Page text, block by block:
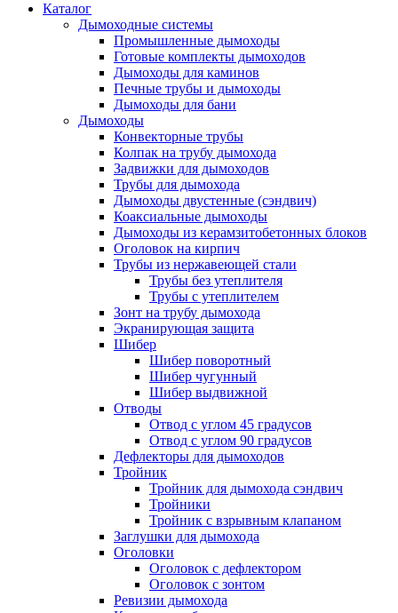
Каталог
Дымоходные системы
Промышленные дымоходы
Готовые комплекты дымоходов
Дымоходы для каминов
Печные трубы и дымоходы
Дымоходы для бани
Дымоходы
Конвекторные трубы
Колпак на трубу дымохода
Задвижки для дымоходов
Трубы для дымохода
Дымоходы двустенные (сэндвич)
Коаксиальные дымоходы
Дымоходы из керамзитобетонных блоков
Оголовок на кирпич
Трубы из нержавеющей стали
Трубы без утеплителя
Трубы с утеплителем
Зонт на трубу дымохода
Экранирующая защита
Шибер
Шибер поворотный
Шибер чугунный
Шибер выдвижной
Отводы
Отвод с углом 45 градусов
Отвод с углом 90 градусов
Дефлекторы для дымоходов
Тройник
Тройник для дымохода сэндвич
Тройники
Тройник с взрывным клапаном
Заглушки для дымохода
Оголовки
Оголовок с дефлектором
Оголовок с зонтом
Ревизии дымохода